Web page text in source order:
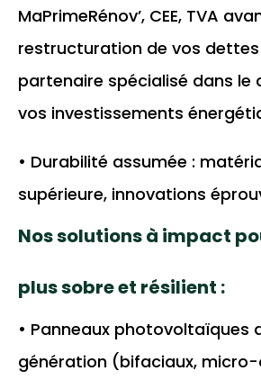
MaPrimeRénov’, CEE, TVA
restructuration de vos
partenaire spécialisé dans le
vos investissements
• Durabilité assumée :
supérieure, innovations
Nos solutions à impact
plus sobre et résilient :
• Panneaux photovoltaïques
génération (bifaciaux, micro-